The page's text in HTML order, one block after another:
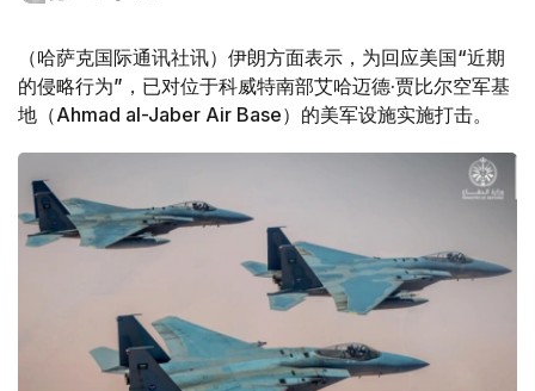
（哈萨克国际通讯社讯）伊朗方面表示，为回应美国“近期
的侵略行为”，已对位于科威特南部艾哈迈德·贾比尔空军基
地（Ahmad al-Jaber Air Base）的美军设施实施打击。